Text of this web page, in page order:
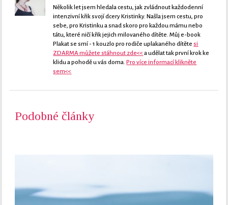
Několik let jsem hledala cestu, jak zvládnout každodenní
intenzivní křik svojí dcery Kristinky. Našla jsem cestu, pro
sebe, pro Kristinku a snad skoro pro každou mámu nebo
tátu, které ničí křik jejich milovaného dítěte. Můj e-book
Plakat se smí - 1 kouzlo pro rodiče uplakaného dítětesi
ZDARMA můžete stáhnout zde<<a udělat tak první krok ke
klidu a pohodě u vás doma. Pro více informací klikněte
sem<<
Podobné články